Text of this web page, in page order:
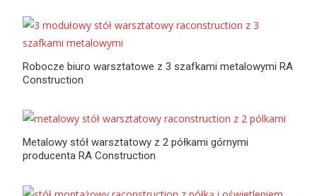
Robocze biuro warsztatowe z 3 szafkami metalowymi RA
Construction
Metalowy stół warsztatowy z 2 półkami górnymi
producenta RA Construction